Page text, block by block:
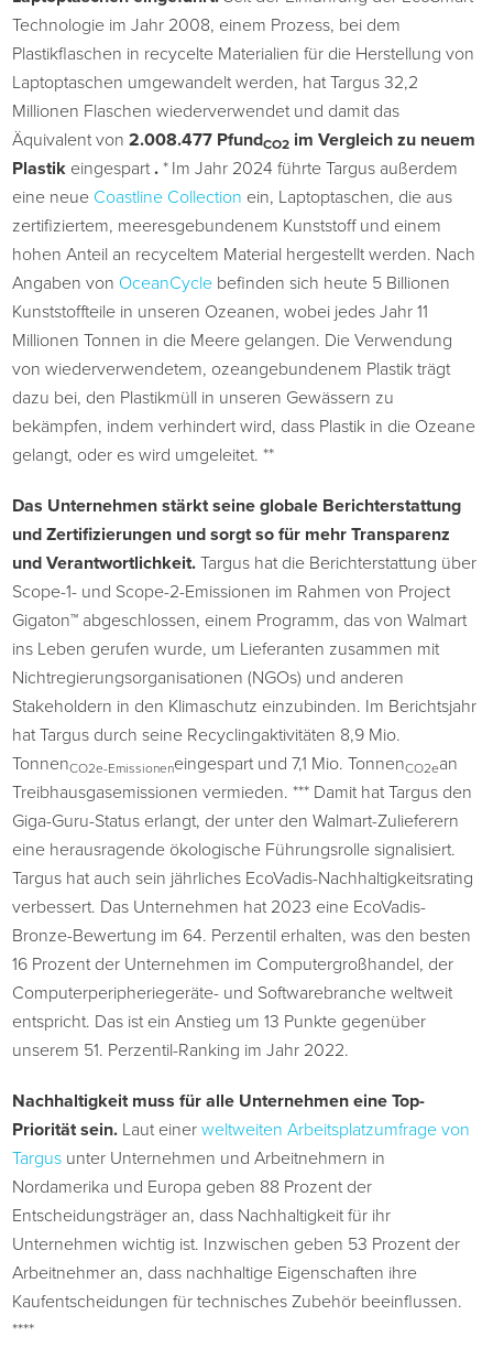
Technologie im Jahr 2008, einem Prozess, bei dem
Plastikflaschen in recycelte Materialien für die Herstellung von
Laptoptaschen umgewandelt werden, hat Targus 32,2
Millionen Flaschen wiederverwendet und damit das
Äquivalent von 2.008.477 PfundCO2im Vergleich zu neuem
Plastik eingespart . * Im Jahr 2024 führte Targus außerdem
eine neue Coastline Collection ein, Laptoptaschen, die aus
zertifiziertem, meeresgebundenem Kunststoff und einem
hohen Anteil an recyceltem Material hergestellt werden. Nach
Angaben von OceanCyclebefinden sich heute 5 Billionen
Kunststoffteile in unseren Ozeanen, wobei jedes Jahr 11
Millionen Tonnen in die Meere gelangen. Die Verwendung
von wiederverwendetem, ozeangebundenem Plastik trägt
dazu bei, den Plastikmüll in unseren Gewässern zu
bekämpfen, indem verhindert wird, dass Plastik in die Ozeane
gelangt, oder es wird umgeleitet. **
Das Unternehmen stärkt seine globale Berichterstattung
und Zertifizierungen und sorgt so für mehr Transparenz
und Verantwortlichkeit. Targus hat die Berichterstattung über
Scope-1- und Scope-2-Emissionen im Rahmen von Project
Gigaton™ abgeschlossen, einem Programm, das von Walmart
ins Leben gerufen wurde, um Lieferanten zusammen mit
Nichtregierungsorganisationen (NGOs) und anderen
Stakeholdern in den Klimaschutz einzubinden. Im Berichtsjahr
hat Targus durch seine Recyclingaktivitäten 8,9 Mio.
TonnenCO2e-Emissioneneingespart und 7,1 Mio. TonnenCO2ean
Treibhausgasemissionen vermieden. *** Damit hat Targus den
Giga-Guru-Status erlangt, der unter den Walmart-Zulieferern
eine herausragende ökologische Führungsrolle signalisiert.
Targus hat auch sein jährliches EcoVadis-Nachhaltigkeitsrating
verbessert. Das Unternehmen hat 2023 eine EcoVadis-
Bronze-Bewertung im 64. Perzentil erhalten, was den besten
16 Prozent der Unternehmen im Computergroßhandel, der
Computerperipheriegeräte- und Softwarebranche weltweit
entspricht. Das ist ein Anstieg um 13 Punkte gegenüber
unserem 51. Perzentil-Ranking im Jahr 2022.
Nachhaltigkeit muss für alle Unternehmen eine Top-
Priorität sein. Laut einer weltweiten Arbeitsplatzumfrage von
Targusunter Unternehmen und Arbeitnehmern in
Nordamerika und Europa geben 88 Prozent der
Entscheidungsträger an, dass Nachhaltigkeit für ihr
Unternehmen wichtig ist. Inzwischen geben 53 Prozent der
Arbeitnehmer an, dass nachhaltige Eigenschaften ihre
Kaufentscheidungen für technisches Zubehör beeinflussen.
****